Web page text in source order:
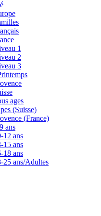
1
2
3
ages
(Suisse)
(France)
ans
12 ans
15 ans
18 ans
25 ans/Adultes